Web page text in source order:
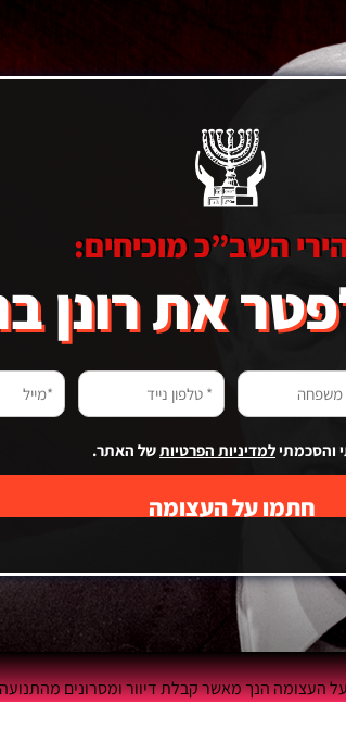
השב”כ מוכיחים:
את רונן
(חובה)
טלפון
נייד (חובה)
מייל (חובה)
והסכמתילמדיניות הפרטיותשל האתר.
חתמו על העצומה
העצומה הנך מאשר קבלת דיוור ומסרונים